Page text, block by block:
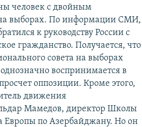
человек с двойным
на выборах. По информации СМИ,
к руководству России с
гражданство. Получается, что
совета на выборах
воспринимается в
оппозиции. Кроме этого,
движения
Мамедов, директор Школы
Европы по Азербайджану. Но он